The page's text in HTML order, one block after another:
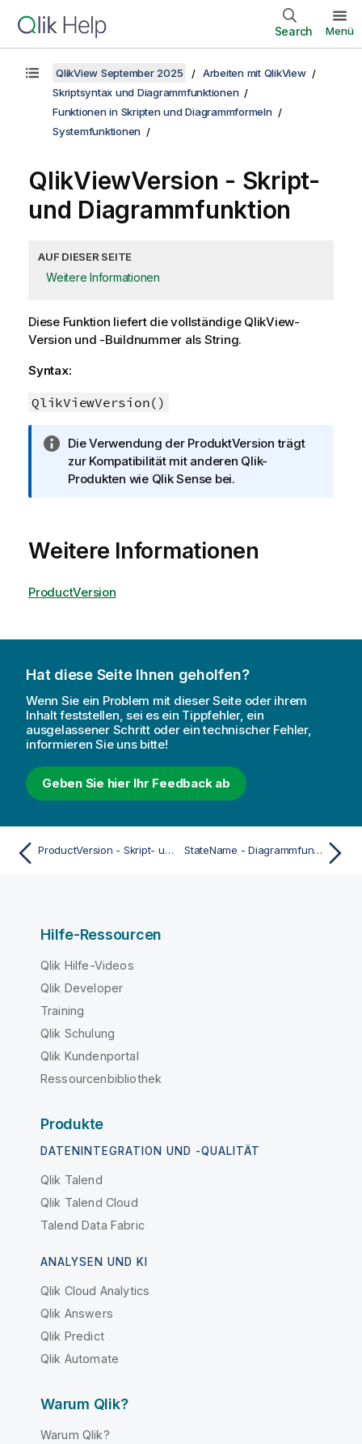
Search Menü
QlikView September 2025
Arbeiten mit QlikView
Skriptsyntax und Diagrammfunktionen
Funktionen in Skripten und Diagrammformeln
Systemfunktionen
QlikViewVersion - Skript-
und Diagrammfunktion
AUF DIESER SEITE
Weitere Informationen
Diese Funktion liefert die vollständige QlikView-
Version und -Buildnummer als String.
Syntax:
QlikViewVersion()
I
n
f
a
i
o
s
i
n
w
e
i
s
Die Verwendung der ProduktVersion trägt
zur Kompatibilität mit anderen Qlik-
Produkten wie Qlik Sense bei.
Weitere Informationen
ProductVersion
Hat diese Seite Ihnen geholfen?
Wenn Sie ein Problem mit dieser Seite oder ihrem
Inhalt feststellen, sei es ein Tippfehler, ein
ausgelassener Schritt oder ein technischer Fehler,
informieren Sie uns bitte!
Geben Sie hier Ihr Feedback ab
ProductVersion - Skript- und Diagrammfunktion StateName - Diagrammfunktion
Hilfe-Ressourcen
Qlik Hilfe-Videos
Qlik Developer
Training
Qlik Schulung
Qlik Kundenportal
Ressourcenbibliothek
Produkte
DATENINTEGRATION UND -QUALITÄT
Qlik Talend
Qlik Talend Cloud
Talend Data Fabric
ANALYSEN UND KI
Qlik Cloud Analytics
Qlik Answers
Qlik Predict
Qlik Automate
Warum Qlik?
Warum Qlik?